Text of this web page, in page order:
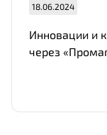
18.06.2024
Инновации и
через